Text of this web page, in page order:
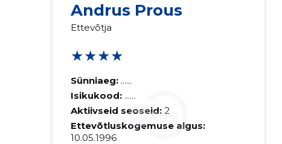
Andrus Prous
Ettevõtja
★★★★
Sünniaeg: ......
Isikukood: ......
Aktiivseid seoseid: 2
Ettevõtluskogemuse algus:
10.05.1996